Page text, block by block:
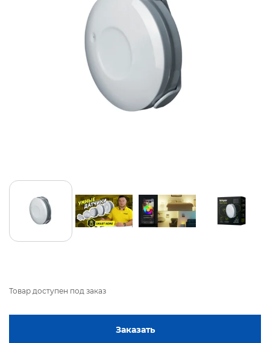
Товар доступен под заказ
Заказать